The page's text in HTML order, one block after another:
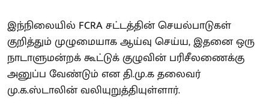
இந்நிலையில் FCRA சட்டத்தின் செயல்பாடுகள்
குறித்தும் முழுமையாக ஆய்வு செய்ய, இதனை ஒரு
நாடாளுமன்றக் கூட்டுக் குழுவின் பரிசீலணைக்கு
அனுப்ப வேண்டும் என தி.மு.க தலைவர்
மு.க.ஸ்டாலின் வலியுறுத்தியுள்ளார்.